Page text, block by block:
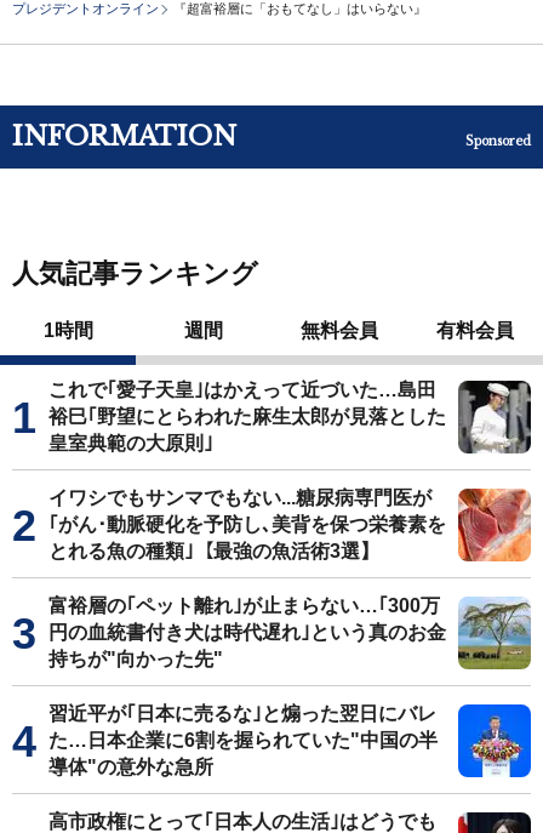
プレジデントオンライン 『超富裕層に「おもてなし」はいらない』
INFORMATION Sponsored
人気記事ランキング
1時間 週間 無料会員 有料会員
これで｢愛子天皇｣はかえって近づいた…島田
裕巳｢野望にとらわれた麻生太郎が見落とした
皇室典範の大原則｣
イワシでもサンマでもない...糖尿病専門医が
｢がん･動脈硬化を予防し､美背を保つ栄養素を
とれる魚の種類｣【最強の魚活術3選】
富裕層の｢ペット離れ｣が止まらない…｢300万
円の血統書付き犬は時代遅れ｣という真のお金
持ちが"向かった先"
習近平が｢日本に売るな｣と煽った翌日にバレ
た…日本企業に6割を握られていた"中国の半
導体"の意外な急所
高市政権にとって｢日本人の生活｣はどうでも